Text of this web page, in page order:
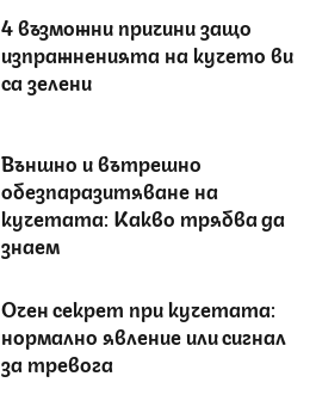
4 възможни причини защо
изпражненията на кучето ви
са зелени
Външно и вътрешно
обезпаразитяване на
кучетата: Какво трябва да
знаем
Очен секрет при кучетата:
нормално явление или сигнал
за тревога